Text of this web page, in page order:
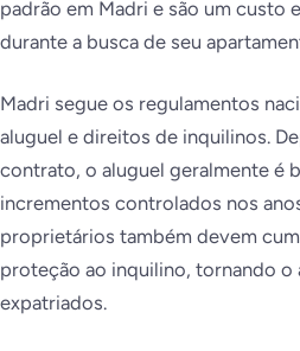
padrão em Madri e são um custo
durante a busca de seu
Madri segue os regulamentos
aluguel e direitos de inquilinos.
contrato, o aluguel geralmente é
incrementos controlados nos
proprietários também devem
proteção ao inquilino, tornando o
expatriados.